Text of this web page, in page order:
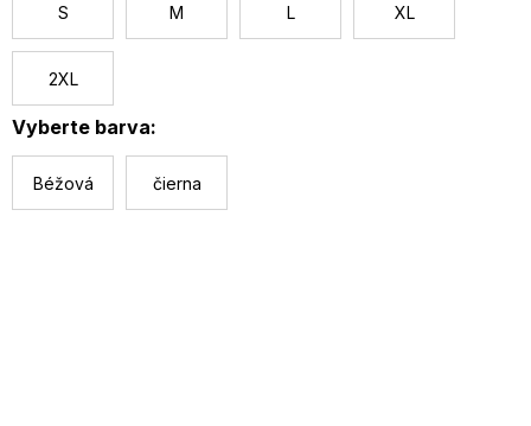
S M L XL
2XL
Vyberte barva:
Béžová čierna